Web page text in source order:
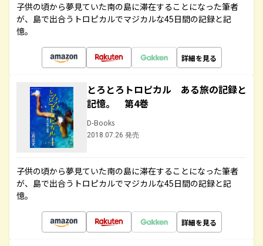
子供の頃から夢見ていた南の島に滞在することになった筆者
が、島で出合うトロピカルでマジカルな45日間の記録と記
憶。
詳細を見る
とろとろトロピカル ある旅の記録と
記憶。 第4巻
D-Books
2018.07.26 発売
子供の頃から夢見ていた南の島に滞在することになった筆者
が、島で出合うトロピカルでマジカルな45日間の記録と記
憶。
詳細を見る